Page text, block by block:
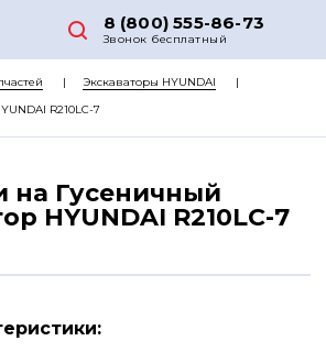
8 (800) 555-86-73
Звонок бесплатный
О НАС
ЗАПЧАСТЕЙ
ДОСТАВКА
Экскаваторы HYUNDAI
R210LC-7
на Гусеничный
HYUNDAI R210LC-7